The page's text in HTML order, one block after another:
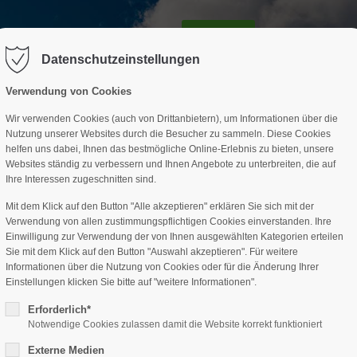
"offcanvas-col2" existiert leider
Der Eintrag "offcanvas-col3"
nicht.
Datenschutzeinstellungen
Verwendung von Cookies
Wir verwenden Cookies (auch von Drittanbietern), um Informationen über die
Nutzung unserer Websites durch die Besucher zu sammeln. Diese Cookies
helfen uns dabei, Ihnen das bestmögliche Online-Erlebnis zu bieten, unsere
Websites ständig zu verbessern und Ihnen Angebote zu unterbreiten, die auf
Ihre Interessen zugeschnitten sind.
Mit dem Klick auf den Button "Alle akzeptieren" erklären Sie sich mit der
Verwendung von allen zustimmungspflichtigen Cookies einverstanden. Ihre
Einwilligung zur Verwendung der von Ihnen ausgewählten Kategorien erteilen
Sie mit dem Klick auf den Button "Auswahl akzeptieren". Für weitere
Informationen über die Nutzung von Cookies oder für die Änderung Ihrer
Einstellungen klicken Sie bitte auf "weitere Informationen".
Erforderlich*
Notwendige Cookies zulassen damit die Website korrekt funktioniert
Externe Medien